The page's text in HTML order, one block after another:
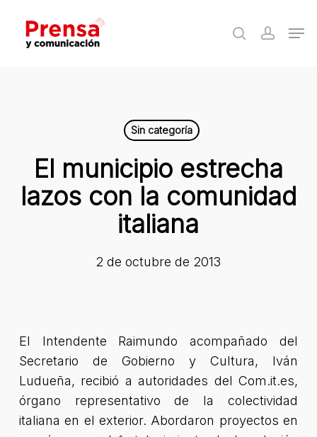
main
search
Sin categoría
El municipio estrecha
lazos con la comunidad
italiana
2 de octubre de 2013
El Intendente Raimundo acompañado del
Secretario de Gobierno y Cultura, Iván
Ludueña, recibió a autoridades del Com.it.es,
órgano representativo de la colectividad
italiana en el exterior. Abordaron proyectos en